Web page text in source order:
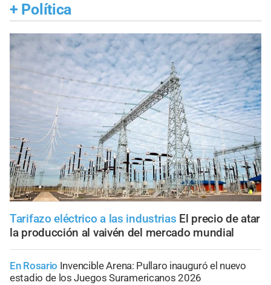
+ Política
Tarifazo eléctrico a las industrias El precio de atar
la producción al vaivén del mercado mundial
En Rosario Invencible Arena: Pullaro inauguró el nuevo
estadio de los Juegos Suramericanos 2026